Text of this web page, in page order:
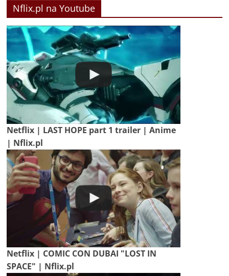
Nflix.pl na Youtube
Netflix | LAST HOPE part 1 trailer | Anime
| Nflix.pl
Netflix | COMIC CON DUBAI "LOST IN
SPACE" | Nflix.pl